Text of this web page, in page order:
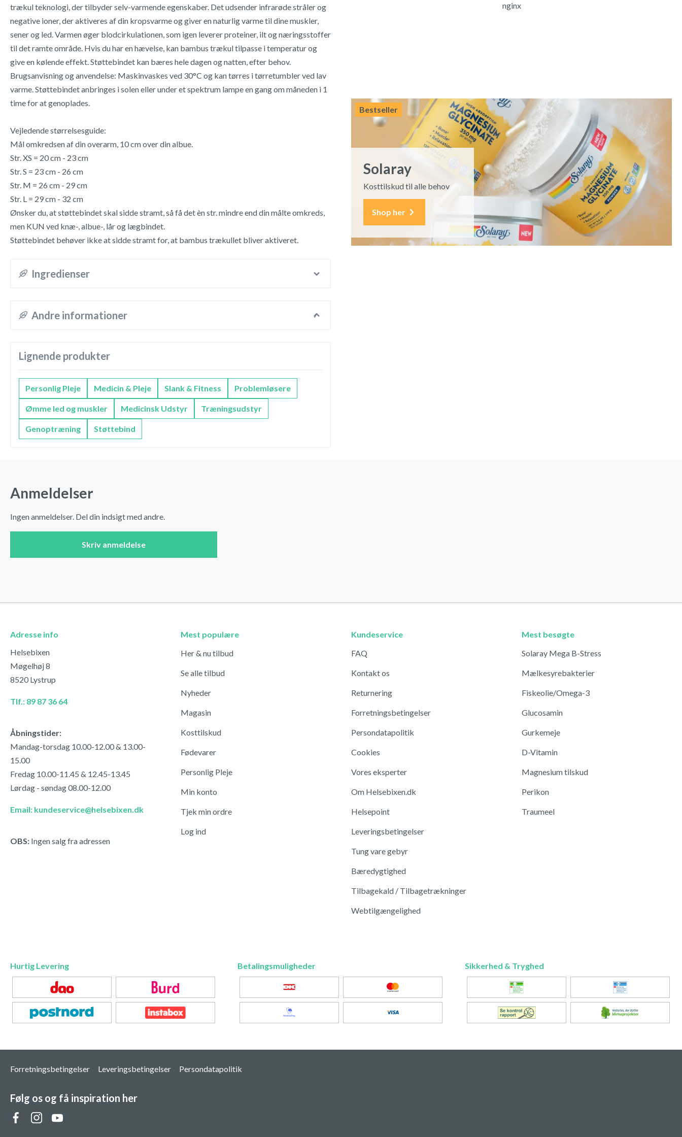
trækul teknologi, der tilbyder selv-varmende egenskaber. Det udsender infrarøde stråler og
negative ioner, der aktiveres af din kropsvarme og giver en naturlig varme til dine muskler,
sener og led. Varmen øger blodcirkulationen, som igen leverer proteiner, ilt og næringsstoffer
til det ramte område. Hvis du har en hævelse, kan bambus trækul tilpasse i temperatur og
give en kølende effekt. Støttebindet kan bæres hele dagen og natten, efter behov.
Brugsanvisning og anvendelse: Maskinvaskes ved 30°C og kan tørres i tørretumbler ved lav
varme. Støttebindet anbringes i solen eller under et spektrum lampe en gang om måneden i 1
time for at genoplades.
Vejledende størrelsesguide:
Mål omkredsen af din overarm, 10 cm over din albue.
Str. XS = 20 cm - 23 cm
Str. S = 23 cm - 26 cm
Str. M = 26 cm - 29 cm
Str. L = 29 cm - 32 cm
Ønsker du, at støttebindet skal sidde stramt, så få det èn str. mindre end din målte omkreds,
men KUN ved knæ-, albue-, lår og lægbindet.
Støttebindet behøver ikke at sidde stramt for, at bambus trækullet bliver aktiveret.
Ingredienser
Andre informationer
Lignende produkter
Personlig Pleje Medicin & Pleje Slank & Fitness Problemløsere
Ømme led og muskler Medicinsk Udstyr Træningsudstyr
Genoptræning Støttebind
nginx
Bestseller
Solaray
Kosttilskud til alle behov
Shop her
Anmeldelser
Ingen anmeldelser. Del din indsigt med andre.
Skriv anmeldelse
Adresse info
Helsebixen
Møgelhøj 8
8520 Lystrup
Tlf.: 89 87 36 64
Åbningstider:
Mandag-torsdag 10.00-12.00 & 13.00-
15.00
Fredag 10.00-11.45 & 12.45-13.45
Lørdag - søndag 08.00-12.00
Email: kundeservice@helsebixen.dk
OBS: Ingen salg fra adressen
Mest populære
Her & nu tilbud
Se alle tilbud
Nyheder
Magasin
Kosttilskud
Fødevarer
Personlig Pleje
Min konto
Tjek min ordre
Log ind
Kundeservice
FAQ
Kontakt os
Returnering
Forretningsbetingelser
Persondatapolitik
Cookies
Vores eksperter
Om Helsebixen.dk
Helsepoint
Leveringsbetingelser
Tung vare gebyr
Bæredygtighed
Tilbagekald / Tilbagetrækninger
Webtilgængelighed
Mest besøgte
Solaray Mega B-Stress
Mælkesyrebakterier
Fiskeolie/Omega-3
Glucosamin
Gurkemeje
D-Vitamin
Magnesium tilskud
Perikon
Traumeel
Hurtig Levering Betalingsmuligheder Sikkerhed & Tryghed
Forretningsbetingelser Leveringsbetingelser Persondatapolitik
Følg os og få inspiration her